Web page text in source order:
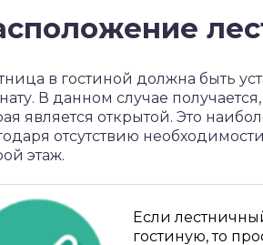
в гостиной должна быть
В данном случае
является открытой. Это
отсутствию
этаж.
Если
гостиную, то